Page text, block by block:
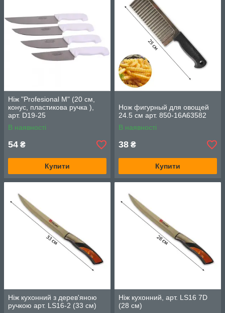
Ніж "Profesional M" (20 см,
конус, пластикова ручка ),
арт. D19-25
В наявності
54 ₴
Купити
Нож фигурный для овощей
24.5 см арт. 850-16A63582
В наявності
38 ₴
Купити
Ніж кухонний з дерев'яною
ручкою арт. LS16-2 (33 см)
Ніж кухонний, арт. LS16 7D
(28 см)